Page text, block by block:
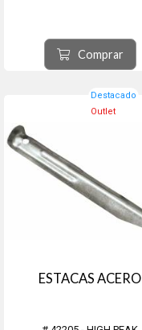
Comprar
Destacado
Outlet
ESTACAS ACERO